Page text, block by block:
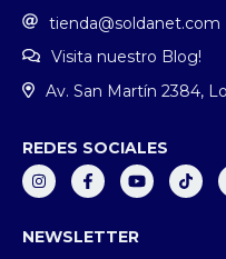
tienda@soldanet.com
Visita nuestro Blog!
Av. San Martín 2384,
REDES SOCIALES
NEWSLETTER